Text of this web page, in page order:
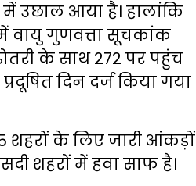
उछाल आया है। हालांकि
वायु गुणवत्ता सूचकांक
के साथ 272 पर पहुंच
दिन दर्ज किया गया
शहरों के लिए जारी आंकड़ों
शहरों में हवा साफ है।